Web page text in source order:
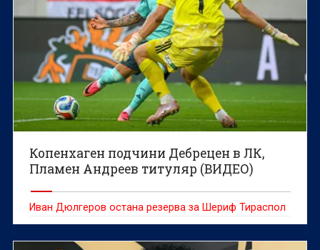
Копенхаген подчини Дебрецен в ЛК,
Пламен Андреев титуляр (ВИДЕО)
Иван Дюлгеров остана резерва за Шериф Тираспол